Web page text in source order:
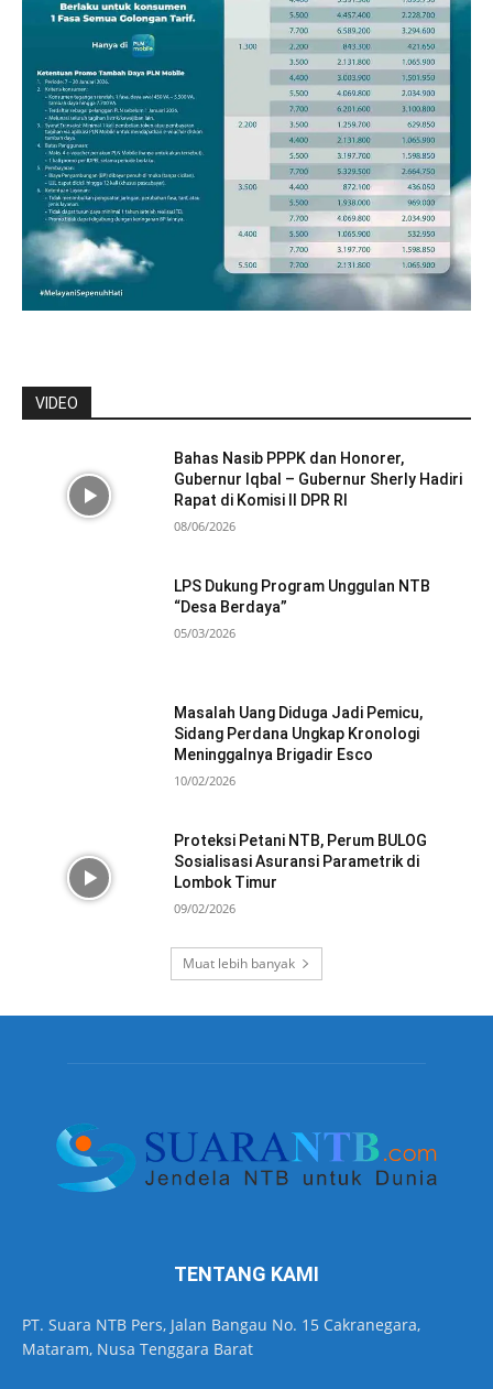
VIDEO
Bahas Nasib PPPK dan Honorer,
Gubernur Iqbal – Gubernur Sherly Hadiri
Rapat di Komisi II DPR RI
08/06/2026
LPS Dukung Program Unggulan NTB
“Desa Berdaya”
05/03/2026
Masalah Uang Diduga Jadi Pemicu,
Sidang Perdana Ungkap Kronologi
Meninggalnya Brigadir Esco
10/02/2026
Proteksi Petani NTB, Perum BULOG
Sosialisasi Asuransi Parametrik di
Lombok Timur
09/02/2026
Muat lebih banyak
TENTANG KAMI
PT. Suara NTB Pers, Jalan Bangau No. 15 Cakranegara,
Mataram, Nusa Tenggara Barat